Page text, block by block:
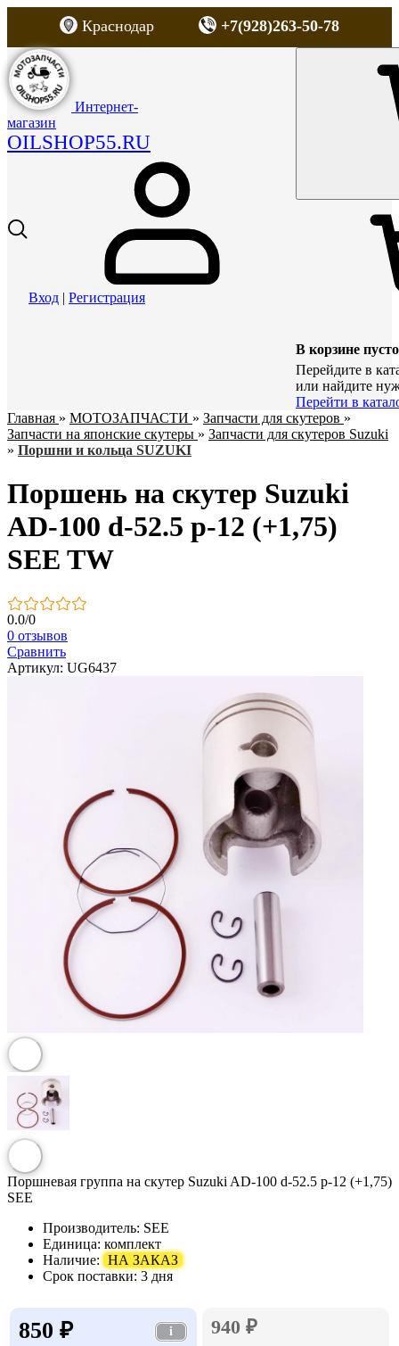
Краснодар +7(928)263-50-78
Интернет-
магазин
OILSHOP55.RU
Вход | Регистрация
В корзине пусто
Перейдите в
или найдите
Перейти в
Главная » МОТОЗАПЧАСТИ » Запчасти для скутеров »
Запчасти на японские скутеры » Запчасти для скутеров Suzuki
» Поршни и кольца SUZUKI
Поршень на скутер Suzuki
AD-100 d-52.5 p-12 (+1,75)
SEE TW
0.0/0
0 отзывов
Сравнить
Артикул: UG6437
Поршневая группа на скутер Suzuki AD-100 d-52.5 p-12 (+1,75)
SEE
Производитель: SEE
Единица: комплект
Наличие: НА ЗАКАЗ
Срок поставки: 3 дня
850 ₽
i
940 ₽